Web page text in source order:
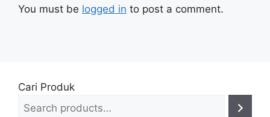
You must be logged in to post a comment.
Cari Produk